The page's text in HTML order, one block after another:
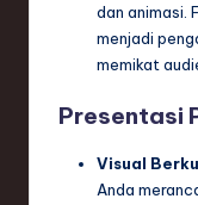
dan animasi.
menjadi
memikat
Presentasi
Visual
Anda